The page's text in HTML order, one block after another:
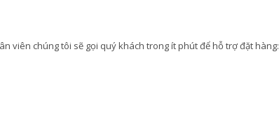
viên chúng tôi sẽ gọi quý khách trong ít phút để hỗ trợ đặt hàng: